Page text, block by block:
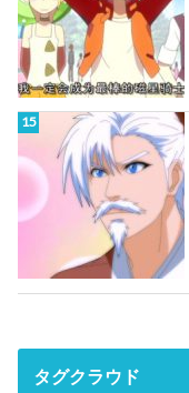
タグクラウド